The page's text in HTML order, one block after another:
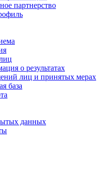
партнерство
о результатах
лиц и принятых мерах
база
данных